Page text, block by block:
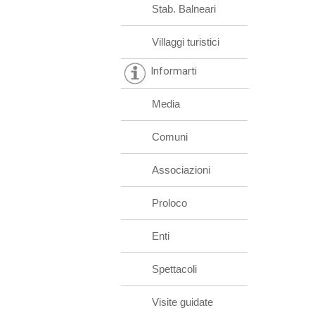
Stab. Balneari
Villaggi turistici
Informarti
Media
Comuni
Associazioni
Proloco
Enti
Spettacoli
Visite guidate